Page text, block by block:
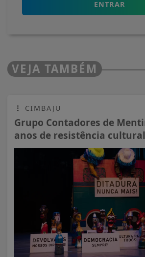
ENTRAR
VEJA TAMBÉM
CIMBAJU
Grupo Contadores de
anos de resistência